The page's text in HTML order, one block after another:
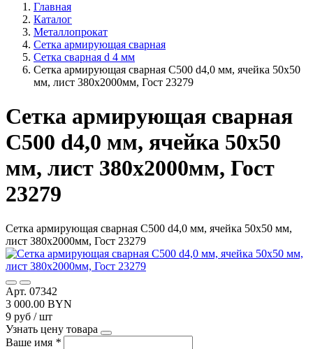
Главная
Каталог
Металлопрокат
Сетка армирующая сварная
Сетка сварная d 4 мм
Сетка армирующая сварная С500 d4,0 мм, ячейка 50х50
мм, лист 380х2000мм, Гост 23279
Сетка армирующая сварная
С500 d4,0 мм, ячейка 50х50
мм, лист 380х2000мм, Гост
23279
Сетка армирующая сварная С500 d4,0 мм, ячейка 50х50 мм,
лист 380х2000мм, Гост 23279
Арт. 07342
3 000.00 BYN
9 руб / шт
Узнать цену товара
Ваше имя *